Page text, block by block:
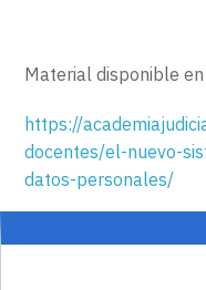
Material disponible
https://
docentes/el-nuevo-
datos-personales/